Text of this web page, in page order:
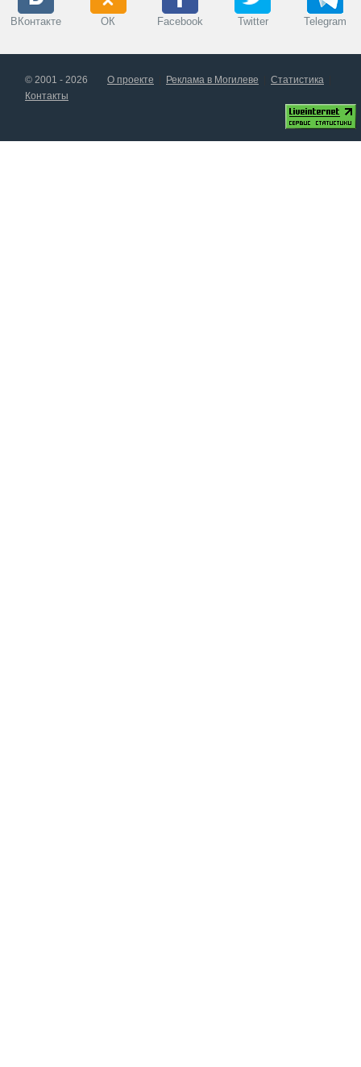
ВКонтакте ОК Facebook Twitter Telegram
© 2001 - 2026 О проекте Реклама в Могилеве
Статистика
Контакты